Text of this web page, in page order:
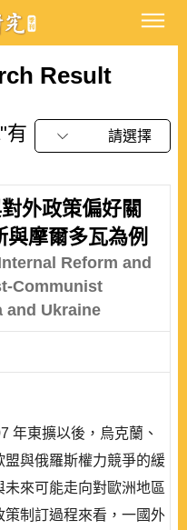
Result
有
請選擇
外政策偏好關
摩爾多瓦為例
Reform and
Communist
and Ukraine
年東擴以後，烏克蘭、
盟與俄羅斯權力競爭的緩
來可能走向對歐洲地區
制訂過程來看，一國外